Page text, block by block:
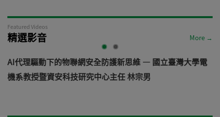
Featured Videos
精選影音 More →
AI代理驅動下的物聯網安全防護新思維 — 國立臺灣大學電
機系教授暨資安科技研究中心主任 林宗男